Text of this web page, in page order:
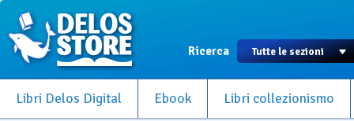
Ricerca
Libri Delos Digital Ebook Libri collezionismo